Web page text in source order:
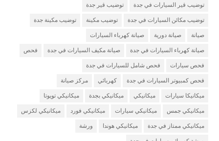
توضيب قير السيارات في جدة توضيب قير جدة
توضيب مكائن السيارات في جدة توضيب مكينة توضيب مكينة جدة
صيانة صيانة دورية صيانة كهرباء السيارات
صيانة كهرباء السيارات في جدة صيانة مكيف السيارات في جدة فحص
فحص سيارات فحص شامل للسيارات في جدة
فحص كمبيوتر السيارات في جدة كهربائي مركز صيانة
ميكانيكا سيارات ميكانيكي ميكانيكي بجدة ميكانيكي تويوتا
ميكانيكي جمس ميكانيكي سيارات ميكانيكي فورد ميكانيكي لكزس
ميكانيكي ممتاز في جدة ميكانيكي هوندا ورشة